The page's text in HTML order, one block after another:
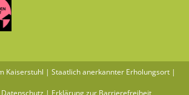
Kaiserstuhl | Staatlich anerkannter Erholungsort |
Datenschutz | Erklärung zur Barrierefreiheit